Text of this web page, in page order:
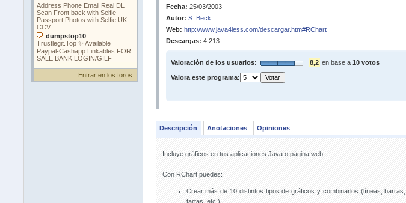
Entrar en los foros
Fecha: 25/03/2003
Autor: S. Beck
Web: http://www.java4less.com/descargar.htm#RChart
Descargas: 4.213
Valoración de los usuarios: 8,2 en base a 10 votos
Valora este programa:
Descripción Anotaciones Opiniones
Incluye gráficos en tus aplicaciones Java o página web.
Con RChart puedes:
Crear más de 10 distintos tipos de gráficos y combinarlos (líneas, barras,
tartas, etc.)